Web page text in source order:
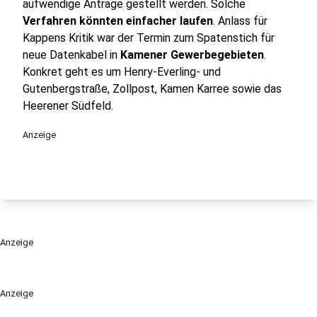
Anzeige
aufwendige Anträge gestellt werden. Solche
Verfahren könnten einfacher laufen. Anlass für
Kappens Kritik war der Termin zum Spatenstich für
neue Datenkabel in Kamener Gewerbegebieten.
Konkret geht es um Henry-Everling- und
Gutenbergstraße, Zollpost, Kamen Karree sowie das
Heerener Südfeld.
Anzeige
Anzeige